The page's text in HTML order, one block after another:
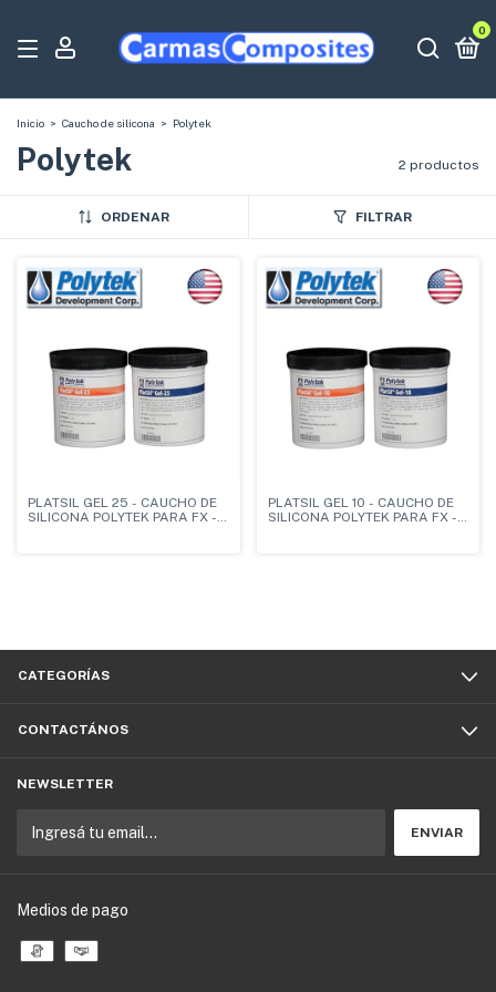
0
Inicio > Caucho de silicona > Polytek
Polytek 2 productos
ORDENAR FILTRAR
PLATSIL GEL 25 - CAUCHO DE
SILICONA POLYTEK PARA FX -
PLATSIL GEL 10 - CAUCHO DE
SILICONA POLYTEK PARA FX -
CATEGORÍAS
CONTACTÁNOS
NEWSLETTER
Medios de pago